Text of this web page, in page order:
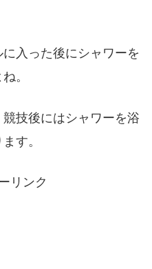
入った後にシャワーを
。
技後にはシャワーを浴
す。
リンク